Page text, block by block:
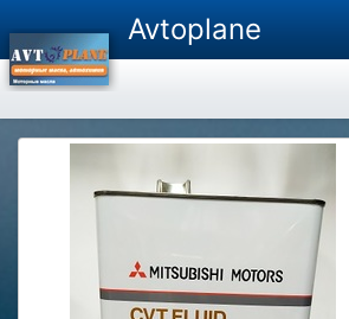
Avtoplane